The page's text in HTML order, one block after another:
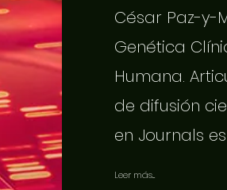
César Paz-y-
Genética
Humana.
de difusión
en Journals
Leer más...